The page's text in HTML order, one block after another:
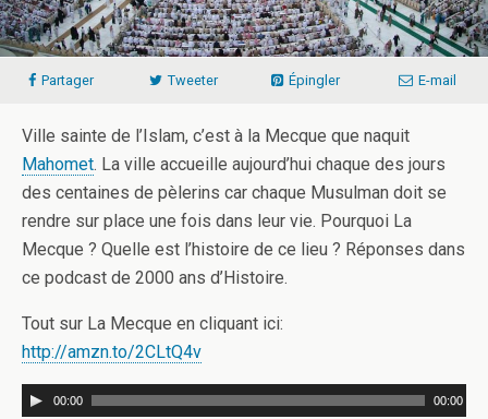
Partager Tweeter Épingler E-mail
Ville sainte de l’Islam, c’est à la Mecque que naquit
Mahomet. La ville accueille aujourd’hui chaque des jours
des centaines de pèlerins car chaque Musulman doit se
rendre sur place une fois dans leur vie. Pourquoi La
Mecque ? Quelle est l’histoire de ce lieu ? Réponses dans
ce podcast de 2000 ans d’Histoire.
Tout sur La Mecque en cliquant ici:
http://amzn.to/2CLtQ4v
00:00 00:00